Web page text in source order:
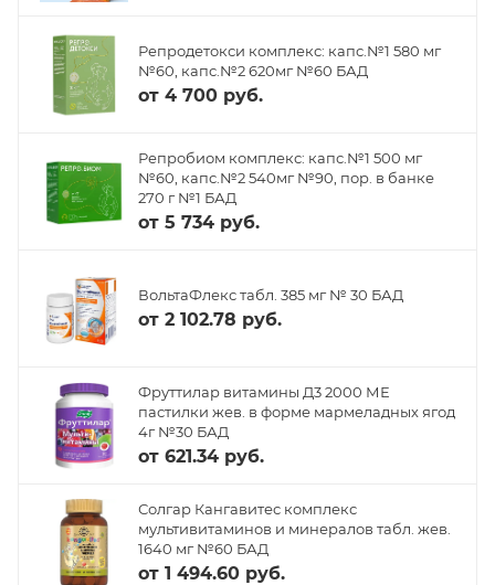
Репродетокси комплекс: капс.№1 580 мг
№60, капс.№2 620мг №60 БАД
от 4 700 руб.
Репробиом комплекс: капс.№1 500 мг
№60, капс.№2 540мг №90, пор. в банке
270 г №1 БАД
от 5 734 руб.
ВольтаФлекс табл. 385 мг № 30 БАД
от 2 102.78 руб.
Фруттилар витамины Д3 2000 МЕ
пастилки жев. в форме мармеладных ягод
4г №30 БАД
от 621.34 руб.
Солгар Кангавитес комплекс
мультивитаминов и минералов табл. жев.
1640 мг №60 БАД
от 1 494.60 руб.